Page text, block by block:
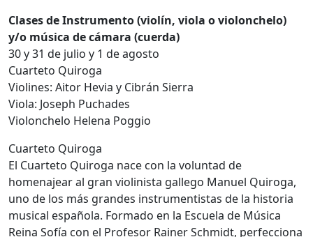
Clases de Instrumento (violín, viola o violonchelo)
y/o música de cámara (cuerda)
30 y 31 de julio y 1 de agosto
Cuarteto Quiroga
Violines: Aitor Hevia y Cibrán Sierra
Viola: Joseph Puchades
Violonchelo Helena Poggio
Cuarteto Quiroga
El Cuarteto Quiroga nace con la voluntad de
homenajear al gran violinista gallego Manuel Quiroga,
uno de los más grandes instrumentistas de la historia
musical española. Formado en la Escuela de Música
Reina Sofía con el Profesor Rainer Schmidt, perfecciona